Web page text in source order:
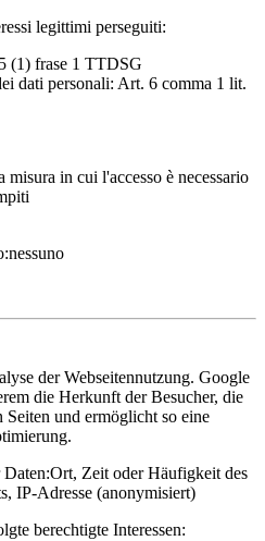
legittimi perseguiti:
(1) frase 1 TTDSG
dati personali: Art. 6 comma 1 lit.
in cui l'accesso è necessario
nessuno
der Webseitennutzung. Google
die Herkunft der Besucher, die
und ermöglicht so eine
Daten:Ort, Zeit oder Häufigkeit des
IP-Adresse (anonymisiert)
berechtigte Interessen: